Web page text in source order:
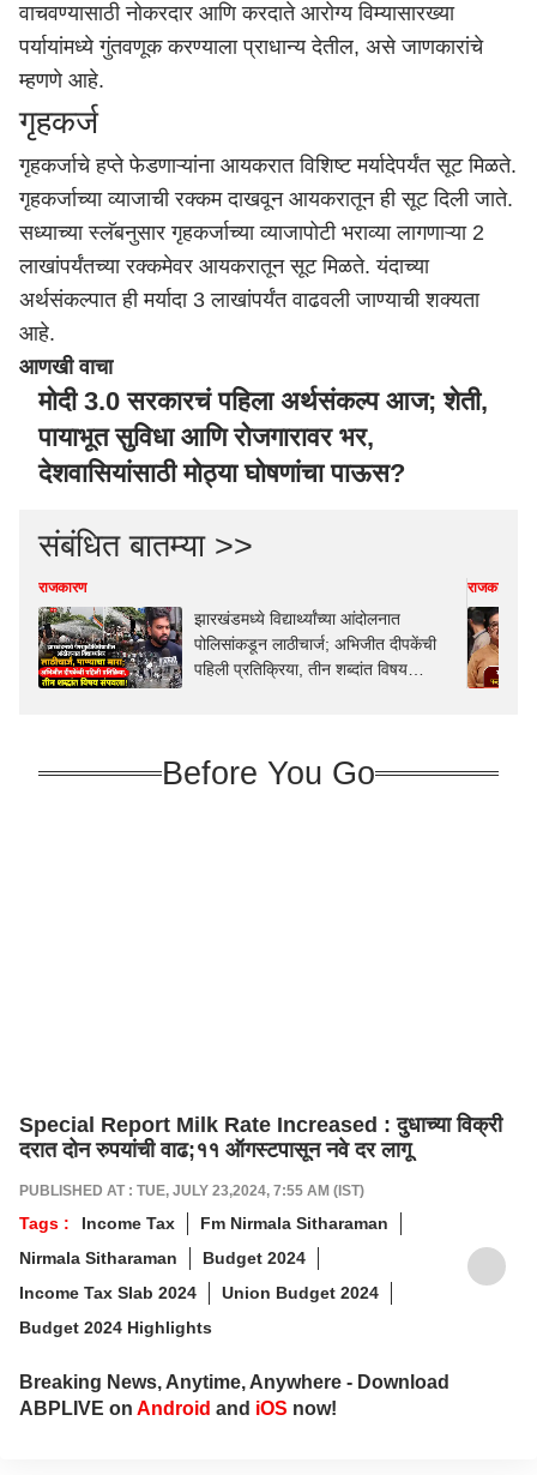
वाचवण्यासाठी नोकरदार आणि करदाते आरोग्य विम्यासारख्या
पर्यायांमध्ये गुंतवणूक करण्याला प्राधान्य देतील, असे जाणकारांचे
म्हणणे आहे.
गृहकर्ज
गृहकर्जाचे हप्ते फेडणाऱ्यांना आयकरात विशिष्ट मर्यादेपर्यंत सूट मिळते.
गृहकर्जाच्या व्याजाची रक्कम दाखवून आयकरातून ही सूट दिली जाते.
सध्याच्या स्लॅबनुसार गृहकर्जाच्या व्याजापोटी भराव्या लागणाऱ्या 2
लाखांपर्यंतच्या रक्कमेवर आयकरातून सूट मिळते. यंदाच्या
अर्थसंकल्पात ही मर्यादा 3 लाखांपर्यंत वाढवली जाण्याची शक्यता
आहे.
आणखी वाचा
मोदी 3.0 सरकारचं पहिला अर्थसंकल्प आज; शेती,
पायाभूत सुविधा आणि रोजगारावर भर,
देशवासियांसाठी मोठ्या घोषणांचा पाऊस?
संबंधित बातम्या >>
राजकारण
झारखंडमध्ये विद्यार्थ्यांच्या आंदोलनात
पोलिसांकडून लाठीचार्ज; अभिजीत दीपकेंची
पहिली प्रतिक्रिया, तीन शब्दांत विषय
राजकारण
Before You Go
Special Report Milk Rate Increased : दुधाच्या विक्री
दरात दोन रुपयांची वाढ;११ ऑगस्टपासून नवे दर लागू
PUBLISHED AT : TUE, JULY 23,2024, 7:55 AM (IST)
Tags : Income Tax
Fm Nirmala Sitharaman
Nirmala Sitharaman
Budget 2024
Income Tax Slab 2024
Union Budget 2024
Budget 2024 Highlights
Breaking News, Anytime, Anywhere - Download
ABPLIVE on Android and iOS now!